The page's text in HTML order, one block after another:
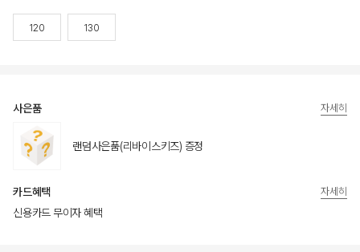
120 130
사은품
랜덤사은품(리바이스키즈) 증정
자세히
카드혜택
신용카드 무이자 혜택
자세히